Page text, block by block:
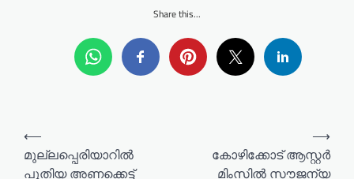
Share this...
⟵
മുല്ലപ്പെരിയാറിൽ
പുതിയ അണക്കെട്ട്
കോഴിക്കോട് ആസ്റ്റർ
മിംസിൽ സൗജന്യ
⟶